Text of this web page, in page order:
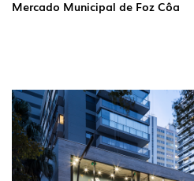
Mercado Municipal de Foz Côa